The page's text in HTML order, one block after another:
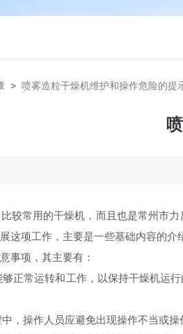
> 喷雾造粒干燥机维护和操作危险的提
较常用的干燥机，而且也是常州市
这项工作，主要是一些基础内容的
意事项，其主要有：
正常运转和工作，以保持干燥机运
，操作人员应避免出现操作不当或